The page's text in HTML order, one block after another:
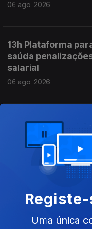
06 ago. 2026
13h Plataforma
saúda
salarial
06 ago. 2026
12h Garrafas e
poder continuar a
esgotamento do
06 ago. 2026
11h 67 pessoas
tempo nos Açores
06 ago. 2026
Registe-
Uma única